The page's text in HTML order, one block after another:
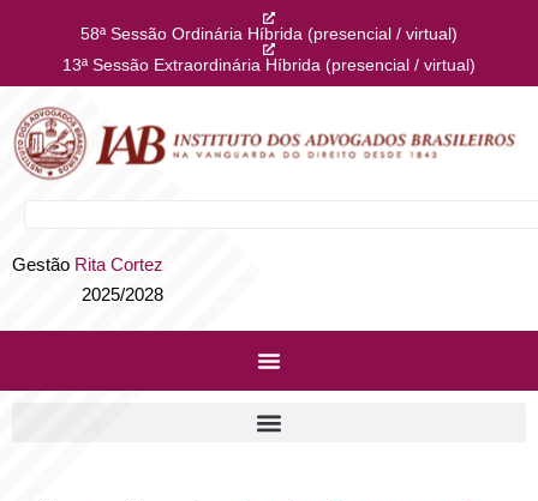
58ª Sessão Ordinária Híbrida (presencial / virtual)
13ª Sessão Extraordinária Híbrida (presencial / virtual)
Gestão Rita Cortez
2025/2028